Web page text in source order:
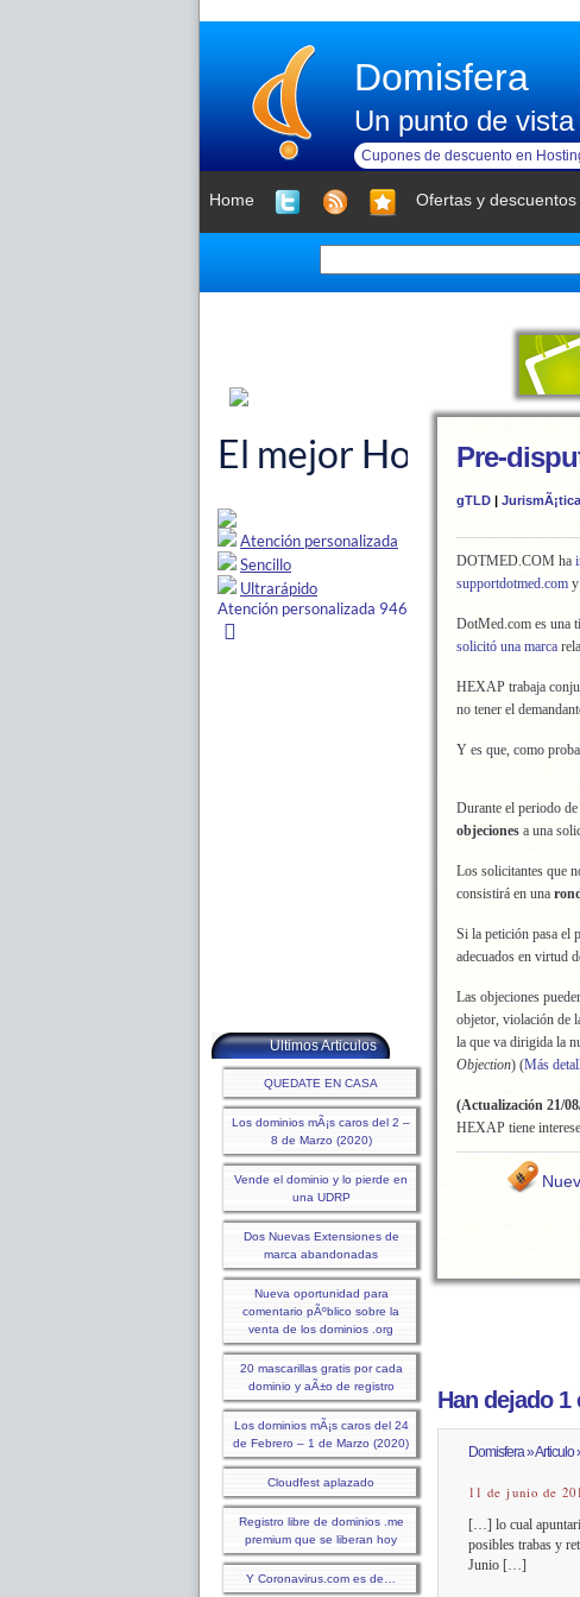
Domisfera
Un punto de
Cupones de descuento en
Home Ofertas y descuentos
Ultimos Articulos
QUEDATE EN CASA
Los dominios mÃ¡s caros del 2 –
8 de Marzo (2020)
Vende el dominio y lo pierde en
una UDRP
Dos Nuevas Extensiones de
marca abandonadas
Nueva oportunidad para
comentario pÃºblico sobre la
venta de los dominios .org
20 mascarillas gratis por cada
dominio y aÃ±o de registro
Los dominios mÃ¡s caros del 24
de Febrero – 1 de Marzo (2020)
Cloudfest aplazado
Registro libre de dominios .me
premium que se liberan hoy
Y Coronavirus.com es de…
Pre-
gTLD | JurismÃ¡tica
DOTMED.COM ha
supportdotmed.com y
DotMed.com es una
solicitó una marca
HEXAP trabaja
no tener el
Y es que, como
Durante el periodo de
objeciones a una
Los solicitantes que
consistirá en una
Si la petición pasa el
adecuados en virtud
Las objeciones
objetor, violación de
la que va dirigida la
Objection) (Más
(Actualización 21/
HEXAP tiene
Han dejado
Domisfera »
11 de junio de
[…] lo cual
posibles trabas y
Junio […]